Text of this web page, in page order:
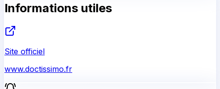
Informations utiles
Site officiel
www.doctissimo.fr